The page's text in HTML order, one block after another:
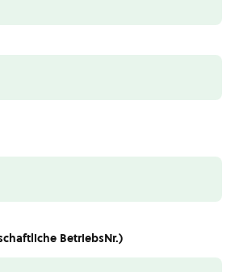
BetriebsNr.)